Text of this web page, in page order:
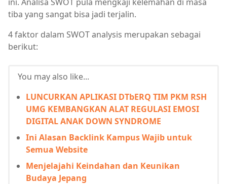
tiba yang sangat bisa jadi terjalin.
4 faktor dalam SWOT analysis merupakan sebagai
berikut:
You may also like...
LUNCURKAN APLIKASI DTbERQ TIM PKM RSH
UMG KEMBANGKAN ALAT REGULASI EMOSI
DIGITAL ANAK DOWN SYNDROME
Ini Alasan Backlink Kampus Wajib untuk
Semua Website
Menjelajahi Keindahan dan Keunikan
Budaya Jepang